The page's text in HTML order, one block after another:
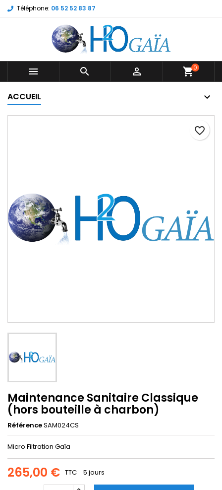
Téléphone: 06 52 52 83 87
   shopping_cart0
ACCUEIL
favorite_border
Maintenance Sanitaire Classique
(hors bouteille à charbon)
RéférenceSAM024CS
Micro Filtration Gaïa
265,00 € TTC 5 jours